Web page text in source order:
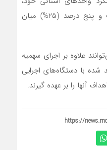
سهمیه‌های ابلاغی را تا بیست و پنج درصد (۲۵%) میان
علاوه بر اجرای سهمیه
شده با دستگاه‌های اجرایی
آنها را بر عهده گیرند.
https://